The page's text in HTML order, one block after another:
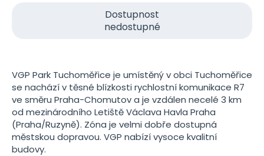
Dostupnost
nedostupné
VGP Park Tuchoměřice je umístěný v obci Tuchoměřice
se nachází v těsné blízkosti rychlostní komunikace R7
ve směru Praha-Chomutov a je vzdálen necelé 3 km
od mezinárodního Letiště Václava Havla Praha
(Praha/Ruzyně). Zóna je velmi dobře dostupná
městskou dopravou. VGP nabízí vysoce kvalitní
budovy.